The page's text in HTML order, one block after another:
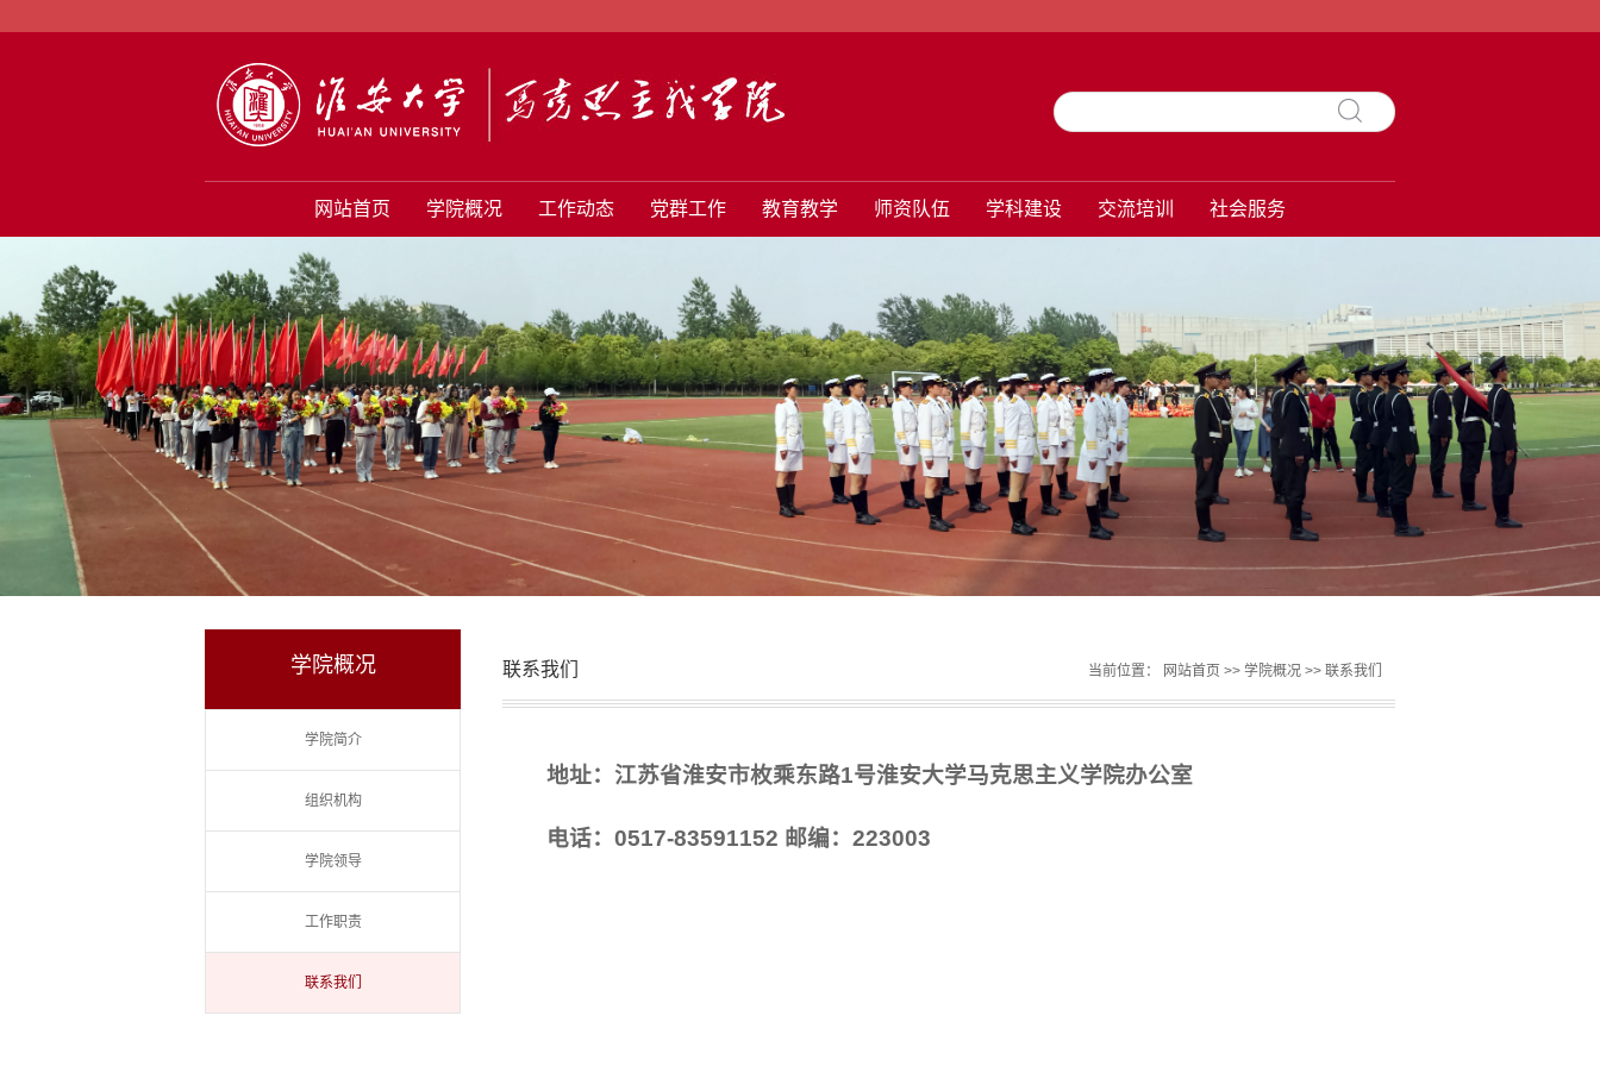
网站首页 学院概况 工作动态 党群工作 教育教学 师资队伍 学科建设 交流培训 社会服务
学院概况
学院简介
组织机构
学院领导
工作职责
联系我们
联系我们 当前位置： 网站首页 >> 学院概况 >> 联系我们
地址：江苏省淮安市枚乘东路1号淮安大学马克思主义学院办公室
电话：0517-83591152 邮编：223003